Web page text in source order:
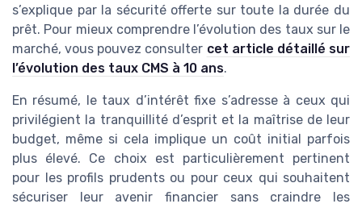
s’explique par la sécurité offerte sur toute la durée du
prêt. Pour mieux comprendre l’évolution des taux sur le
marché, vous pouvez consulter cet article détaillé sur
l’évolution des taux CMS à 10 ans.
En résumé, le taux d’intérêt fixe s’adresse à ceux qui
privilégient la tranquillité d’esprit et la maîtrise de leur
budget, même si cela implique un coût initial parfois
plus élevé. Ce choix est particulièrement pertinent
pour les profils prudents ou pour ceux qui souhaitent
sécuriser leur avenir financier sans craindre les